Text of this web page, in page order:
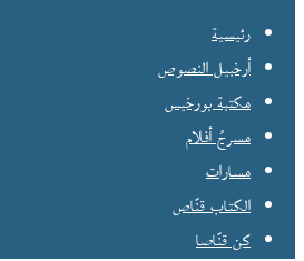
رئيسية
أرخبيل النصوص
مكتبة بورخيس
مسرحُ أفلام
مسارات
الكتاب قنّاص
كن قنّاصا